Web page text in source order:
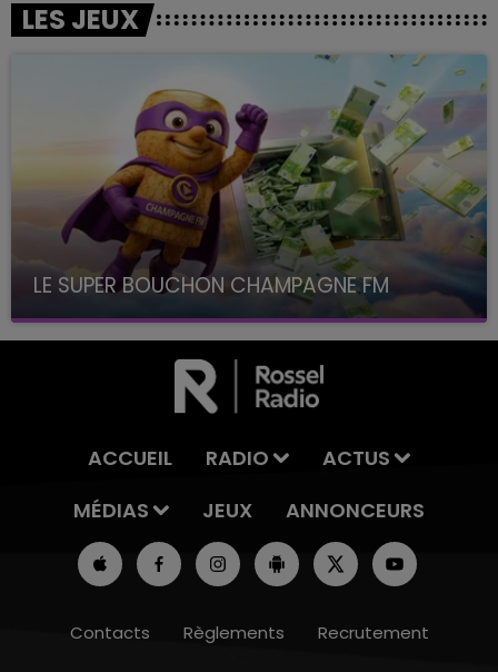
LES JEUX
LE SUPER BOUCHON CHAMPAGNE FM
avec La Famille Champagne FM, à 8H10
ACCUEIL RADIO
ACTUS
MÉDIAS
JEUX ANNONCEURS
Contacts Règlements
Recrutement